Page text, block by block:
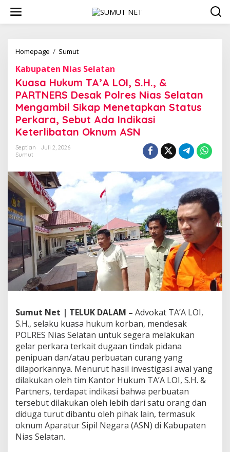
w
Homepage / Sumut
a
s
a
H
u
k
u
m
L
,
S
.
H
.
,
P
R
N
R
S
D
e
s
a
k
P
o
l
e
Kabupaten Nias Selatan
Kuasa Hukum TA’A LOI, S.H., &
PARTNERS Desak Polres Nias Selatan
Mengambil Sikap Menetapkan Status
Perkara, Sebut Ada Indikasi
Keterlibatan Oknum ASN
Septian
Juli 2, 2026
Sumut
Sumut Net | TELUK DALAM – Advokat TA’A LOI,
S.H., selaku kuasa hukum korban, mendesak
POLRES Nias Selatan untuk segera melakukan
gelar perkara terkait dugaan tindak pidana
penipuan dan/atau perbuatan curang yang
dilaporkannya. Menurut hasil investigasi awal yang
dilakukan oleh tim Kantor Hukum TA’A LOI, S.H. &
Partners, terdapat indikasi bahwa perbuatan
tersebut dilakukan oleh lebih dari satu orang dan
diduga turut dibantu oleh pihak lain, termasuk
oknum Aparatur Sipil Negara (ASN) di Kabupaten
Nias Selatan.